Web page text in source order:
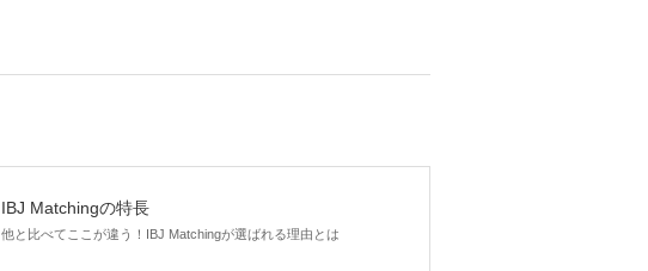
IBJ Matchingの特長
他と比べてここが違う！IBJ Matchingが選ばれる理由とは